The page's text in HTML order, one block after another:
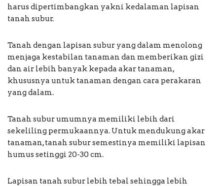
harus dipertimbangkan yakni kedalaman lapisan
tanah subur.
Tanah dengan lapisan subur yang dalam menolong
menjaga kestabilan tanaman dan memberikan gizi
dan air lebih banyak kepada akar tanaman,
khususnya untuk tanaman dengan cara perakaran
yang dalam.
Tanah subur umumnya memiliki lebih dari
sekeliling permukaannya. Untuk mendukung akar
tanaman, tanah subur semestinya memiliki lapisan
humus setinggi 20-30 cm.
Lapisan tanah subur lebih tebal sehingga lebih